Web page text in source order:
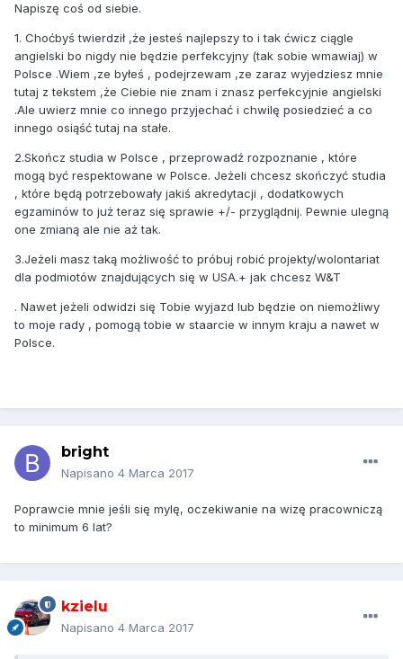
Napiszę coś od siebie.
1. Choćbyś twierdził ,że jesteś najlepszy to i tak ćwicz ciągle
angielski bo nigdy nie będzie perfekcyjny (tak sobie wmawiaj) w
Polsce .Wiem ,ze byłeś , podejrzewam ,ze zaraz wyjedziesz mnie
tutaj z tekstem ,że Ciebie nie znam i znasz perfekcyjnie angielski
.Ale uwierz mnie co innego przyjechać i chwilę posiedzieć a co
innego osiąść tutaj na stałe.
2.Skończ studia w Polsce , przeprowadź rozpoznanie , które
mogą być respektowane w Polsce. Jeżeli chcesz skończyć studia
, które będą potrzebowały jakiś akredytacji , dodatkowych
egzaminów to już teraz się sprawie +/- przyglądnij. Pewnie ulegną
one zmianą ale nie aż tak.
3.Jeżeli masz taką możliwość to próbuj robić projekty/wolontariat
dla podmiotów znajdujących się w USA.+ jak chcesz W&T
. Nawet jeżeli odwidzi się Tobie wyjazd lub będzie on niemożliwy
to moje rady , pomogą tobie w staarcie w innym kraju a nawet w
Polsce.
bright
Napisano 4 Marca 2017
Poprawcie mnie jeśli się mylę, oczekiwanie na wizę pracowniczą
to minimum 6 lat?
kzielu
Napisano 4 Marca 2017